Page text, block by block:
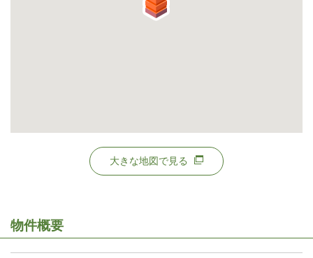
大きな地図で見る
物件概要